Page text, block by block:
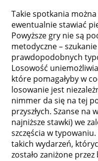
Takie spotkania
ewentualnie stawiać
Powyższe gry nie są
metodyczne –
prawdopodobnych
Losowość
które pomagałyby w
losowanie jest
nimmer da się na tej
przyszłych. Szanse na
najniższe stawki) we
szczęścia w
takich wydarzeń,
zostało zaniżone